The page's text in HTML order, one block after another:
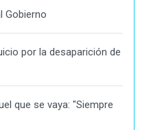
Gobierno
por la desaparición de
que se vaya: "Siempre